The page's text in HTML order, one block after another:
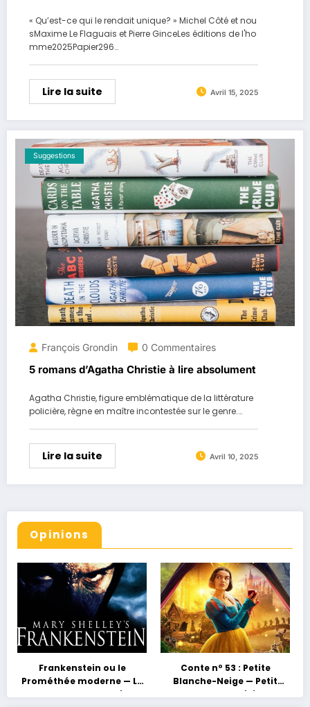
« Qu’est-ce qui le rendait unique? » Michel Côté et nou
sMaxime Le Flaguais et Pierre GinceLes éditions de l'ho
mme2025Papier296…
Lire la suite Avril 15, 2025
Suggestions
François Grondin 0 Commentaires
5 romans d’Agatha Christie à lire absolument
Agatha Christie, figure emblématique de la littérature
policière, règne en maître incontestée sur le genre.…
Lire la suite Avril 10, 2025
Opinions
Frankenstein ou le
Prométhée moderne — La
grossesse au masculin ou
Conte nº 53 : Petite
Blanche-Neige — Petit
conte, grand héritage